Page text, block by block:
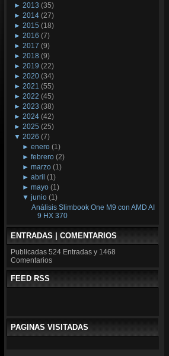
► 2013 (35)
► 2014 (27)
► 2015 (18)
► 2016 (7)
► 2017 (9)
► 2018 (9)
► 2019 (22)
► 2020 (34)
► 2021 (55)
► 2022 (45)
► 2023 (38)
► 2024 (42)
► 2025 (25)
▼ 2026 (7)
►enero (1)
►febrero (2)
►marzo (1)
►abril (1)
►mayo (1)
▼junio (1)
Análisis Slimbook One M9 con AMD AI
9 HX 370
ENTRADAS | COMENTARIOS
Publicadas 524 Entradas y 1468
Comentarios
FEED RSS
PAGINAS VISITADAS